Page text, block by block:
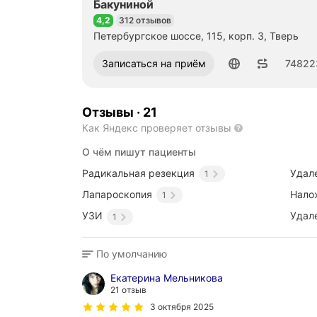
Бакуниной
Рейтинг 4,2 из 5
4,2 312 отзывов
Петербургское шоссе, 115, корп. 3, Тверь
Записаться на приём
Номер телефона: 74822366300
Отзывы · 21
Как Яндекс проверяет отзывы
О чём пишут пациенты
Радикальная резекция
1
Лапароскопия 1
УЗИ 1
По умолчанию
Екатерина Мельникова
21 отзыв
3 октября 2025